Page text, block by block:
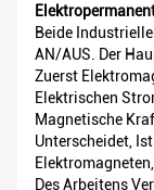
Beide
AN/AUS. Der
Zuerst
Elektrischen
Magnetische
Unterscheidet,
Des Arbeitens